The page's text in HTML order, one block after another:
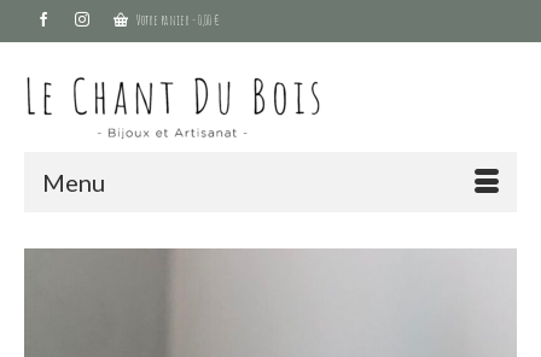
Votre panier -0,00€
Menu